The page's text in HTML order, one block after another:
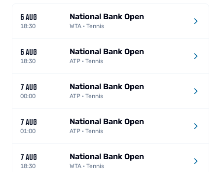
6 AUG
18:30
National Bank Open
WTA · Tennis
6 AUG
18:30
National Bank Open
ATP · Tennis
7 AUG
00:00
National Bank Open
ATP · Tennis
7 AUG
01:00
National Bank Open
ATP · Tennis
7 AUG
18:30
National Bank Open
WTA · Tennis